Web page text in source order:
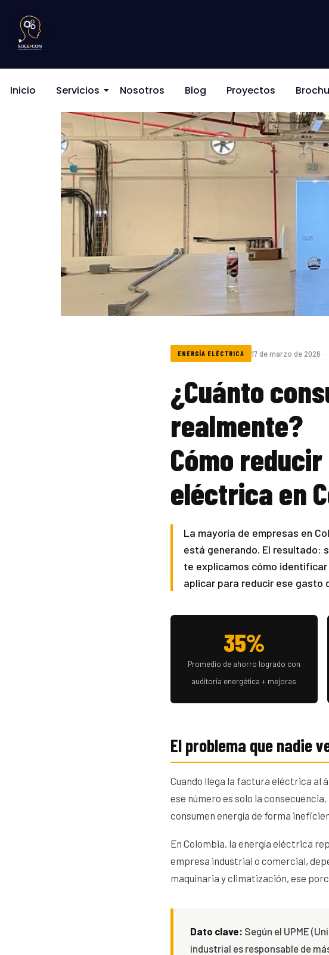
Inicio Servicios Nosotros Blog Proyectos
ENERGÍA ELÉCTRICA 17 de marzo de 2026
¿Cuánto
realmente?
Cómo
eléctrica en
La mayoría de empresas en
está generando. El resultado:
te explicamos cómo
aplicar para reducir ese gasto
35%
Promedio de ahorro logrado con
auditoría energética + mejoras
El problema que nadie
Cuando llega la factura eléctrica al
ese número es solo la
consumen energía de forma
En Colombia, la energía eléctrica
empresa industrial o comercial,
maquinaria y climatización, ese
Dato clave: Según el UPME
industrial es responsable de